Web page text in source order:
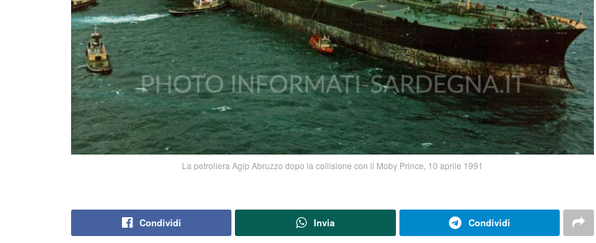
La petroliera Agip Abruzzo dopo la collisione con il Moby Prince, 10 aprile 1991
Condividi Invia Condividi